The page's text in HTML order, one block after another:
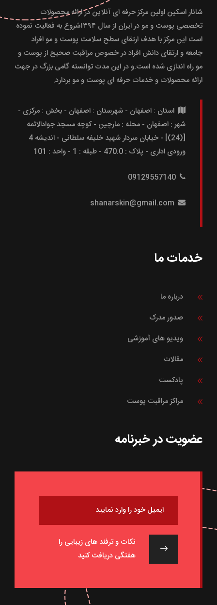
شانار اسکین اولین مرکز حرفه ای آنلاین در ارائه محصولات
تخصصی پوست و مو در ایران از سال ۱۳۹۴شروع به فعالیت نموده
است این مرکز با هدف ارتقای سطح سلامت پوست و مو افراد
جامعه و ارتقای دانش افراد در خصوص مراقبت صحیح از پوست و
مو راه اندازی شده است.و در این مدت توانسته گامی بزرگ در جهت
ارائه محصولات و خدمات حرفه ای پوست و مو بردارد.
استان : اصفهان - شهرستان : اصفهان - بخش : مرکزی -
شهر : اصفهان - محله : مارچین - کوچه مسجد جوادالائمه
[(24)] - خیابان سردار شهید خلیفه سلطانی - اندیشه 4
ورودی اداری - پلاک : 470.0 - طبقه : 1 - واحد : 101
09129557140
shanarskin@gmail.com
خدمات ما
درباره ما
صدور مدرک
ویدیو های آموزشی
مقالات
پادکست
مراکز مراقبت پوست
عضویت در خبرنامه
نکات و ترفند های زیبایی را
هفتگی دریافت کنید